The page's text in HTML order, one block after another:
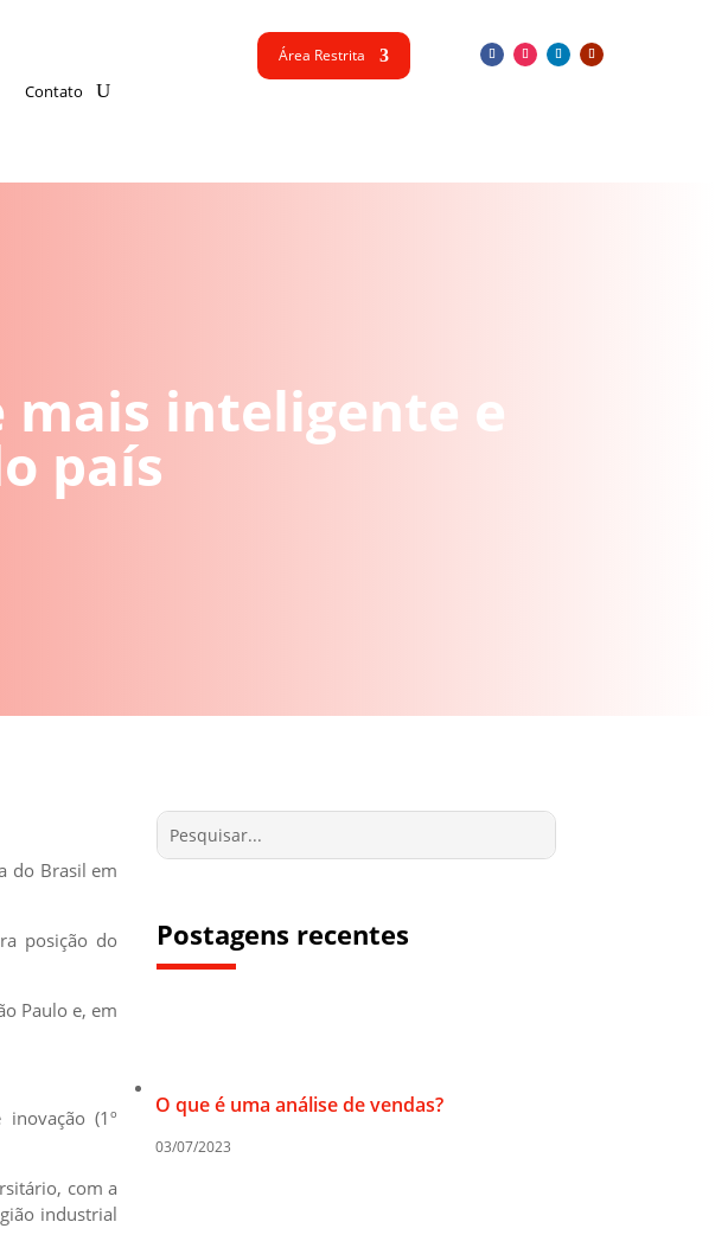
Contato
Área Restrita
mais inteligente e
país
do Brasil em
posição do
Paulo e, em
(1º
com a
industrial
Postagens recentes
O que é uma análise de vendas?
03/07/2023